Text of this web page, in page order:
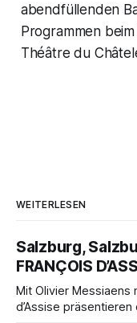
abendfüllenden
Programmen
Théâtre du
WEITERLESEN
Salzburg,
FRANÇOIS
Mit Olivier Messiaens
d’Assise